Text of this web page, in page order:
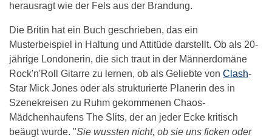
herausragt wie der Fels aus der Brandung.
Die Britin hat ein Buch geschrieben, das ein
Musterbeispiel in Haltung und Attitüde darstellt. Ob als 20-
jährige Londonerin, die sich traut in der Männerdomäne
Rock'n'Roll Gitarre zu lernen, ob als Geliebte von Clash-
Star Mick Jones oder als strukturierte Planerin des in
Szenekreisen zu Ruhm gekommenen Chaos-
Mädchenhaufens The Slits, der an jeder Ecke kritisch
beäugt wurde. "Sie wussten nicht, ob sie uns ficken oder